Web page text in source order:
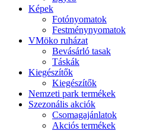
Képek
Fotónyomatok
Festménynyomatok
VMöko ruházat
Bevásárló tasak
Táskák
Kiegészítők
Kiegészítők
Nemzeti park termékek
Szezonális akciók
Csomagajánlatok
Akciós termékek